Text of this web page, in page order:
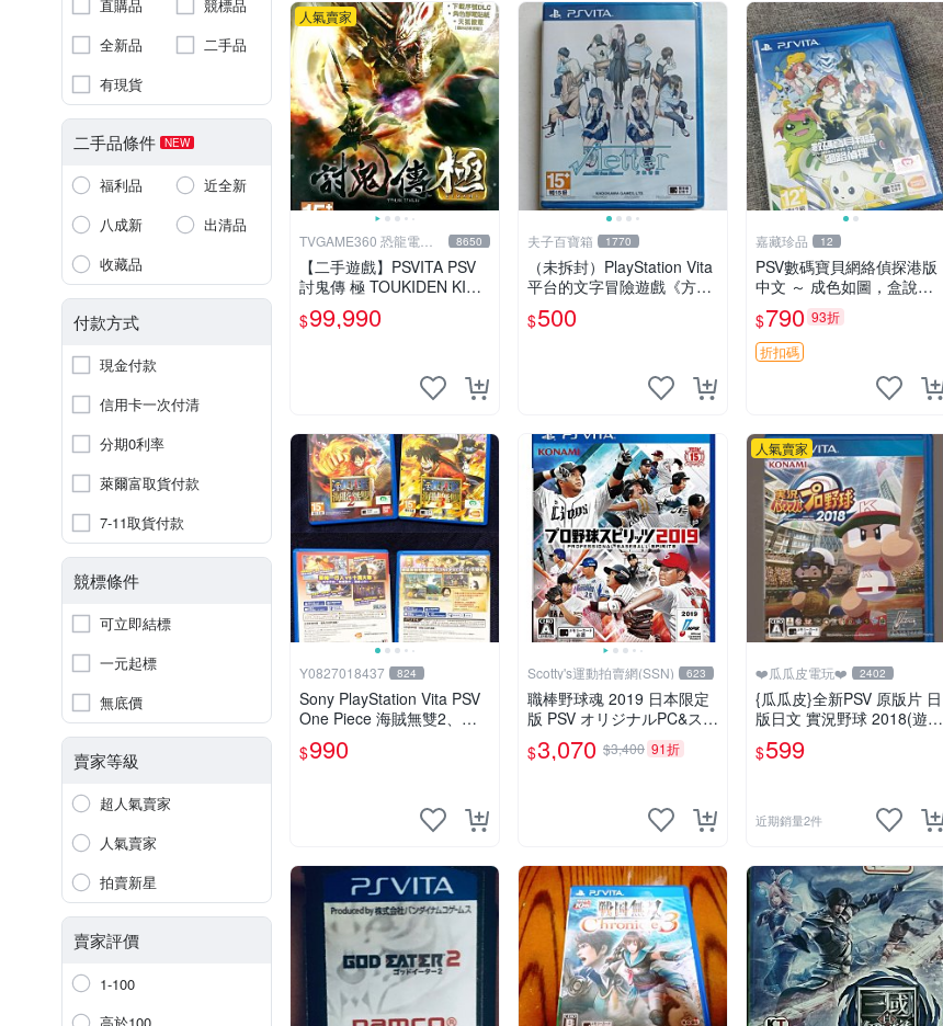
直購品
競標品
全新品
二手品
有現貨
二手品條件 NEW
福利品
近全新
八成新
出清品
收藏品
付款方式
現金付款
信用卡一次付清
分期0利率
萊爾富取貨付款
7-11取貨付款
競標條件
可立即結標
一元起標
無底價
賣家等級
超人氣賣家
人氣賣家
拍賣新星
賣家評價
1-100
人氣賣家
TVGAME360 恐龍電玩- 8650
【二手遊戲】PSVITA PSV
討鬼傳 極 TOUKIDEN KIWA
MI 中文版【台中恐龍電玩】
$99,990
夫子百寶箱 1770
（未拆封）PlayStation Vita
平台的文字冒險遊戲《方根
書簡》
$500
嘉藏珍品 12
PSV數碼寶貝網絡偵探港版
中文 ～ 成色如圖，盒說全
東西有現貨 可以發
$790 93折
折扣碼
Y0827018437 824
Sony PlayStation Vita PSV
One Piece 海賊無雙2、海
賊無雙3 中文版
$990
Scotty's運動拍賣網(SSN) 623
職棒野球魂 2019 日本限定
版 PSV オリジナルPC&スマ
ホ壁紙 配信 補貨中
$3,070 $3,400 91折
人氣賣家
❤️瓜瓜皮電玩❤️ 2402
{瓜瓜皮}全新PSV 原版片 日
版日文 實況野球 2018(遊戲
都能回收)
$599
近期銷量2件